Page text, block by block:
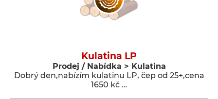
Kulatina LP
Prodej / Nabídka > Kulatina
Dobrý den,nabízím kulatinu LP, čep od 25+,cena
1650 kč …